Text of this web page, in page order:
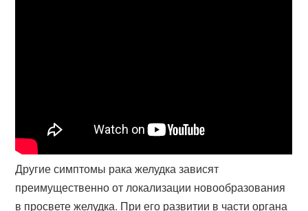
Другие симптомы рака желудка зависят
преимущественно от локализации новообразования
в просвете желудка. При его развитии в части органа